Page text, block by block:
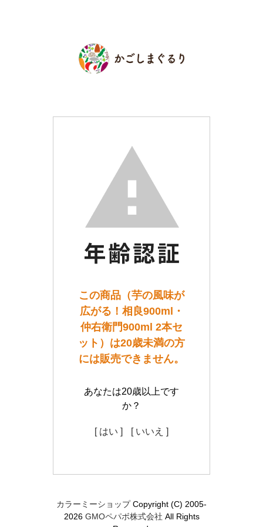
この商品（芋の風味が
広がる！相良900ml・
仲右衛門900ml 2本セ
ット）は20歳未満の方
には販売できません。
あなたは20歳以上です
か？
[ はい ] [ いいえ ]
カラーミーショップCopyright (C) 2005-
2026 GMOペパボ株式会社 All Rights